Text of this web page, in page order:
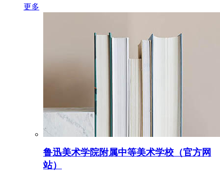
更多
鲁迅美术学院附属中等美术学校（官方网
站）